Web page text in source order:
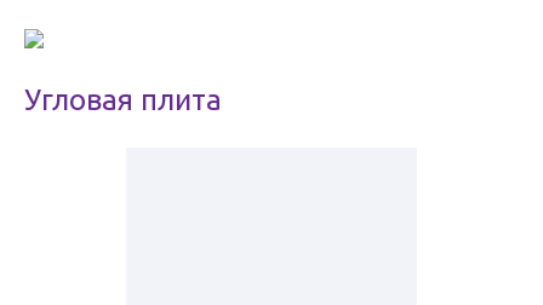
Угловая плита